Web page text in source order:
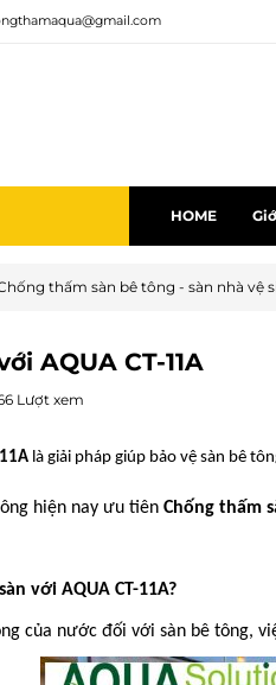
HOME
thấm sàn bê tông - sàn nhà vệ
AQUA CT-11A
Lượt xem
là giải pháp giúp bảo vệ sàn bê
hiện nay ưu tiên Chống thấm
với AQUA CT-11A?
của nước đối với sàn bê tông,